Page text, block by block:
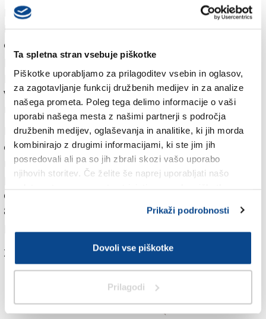
Ta spletna stran vsebuje piškotke
Piškotke uporabljamo za prilagoditev vsebin in oglasov,
za zagotavljanje funkcij družbenih medijev in za analize
našega prometa. Poleg tega delimo informacije o vaši
uporabi našega mesta z našimi partnerji s področja
družbenih medijev, oglaševanja in analitike, ki jih morda
kombinirajo z drugimi informacijami, ki ste jim jih
posredovali ali pa so jih zbrali skozi vašo uporabo
njihovih storitev. Če želite še naprej uporabljati našo
Prikaži podrobnosti
Dovoli vse piškotke
Prilagodi
Dečki, danes stari med 12 in 17 let, so jamo Tham
Luang-Khun Nam Nang Non, 1000 kilometrov severno
od Bangkoka, obiskali 23. junija 2018. Ker jo je
poplavilo, so v njej ostali ujeti več kot dva tedna, rešili
pa so jih v za Tajsko doslej največji reševalni operaciji,
v kateri je sodelovalo več tisoč ljudi iz več držav. Pri
reševanju je življenje izgubil tajski potapljač.
Devetnajstdnevno dramatično reševanje dečkov,
članov lokalnega mladinskega nogometnega kluba, in
njihovega nogometnega trenerja, je pritegnilo veliko
pozornost po vsem svetu. Vsak od njih naj bi
domnevno zaslužil tudi po tri milijone bahtov (okoli
85.600 evrov) za dogovor z Netflixom, ki namerava
Za branje in pisanje komentarjevje potrebna prijava